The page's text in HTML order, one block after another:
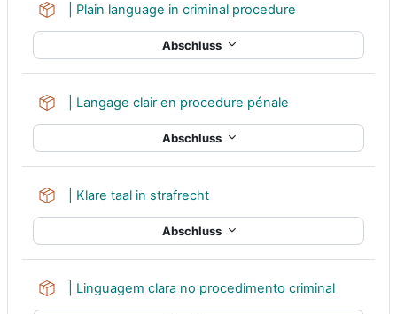
| Plain language in criminal procedure
Abschluss
| Langage clair en procedure pénale
Abschluss
| Klare taal in strafrechtLernpaket
Abschluss
| Linguagem clara no procedimento criminalLernpaket